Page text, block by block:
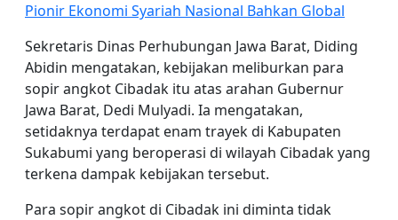
Pionir Ekonomi Syariah Nasional Bahkan Global
Sekretaris Dinas Perhubungan Jawa Barat, Diding
Abidin mengatakan, kebijakan meliburkan para
sopir angkot Cibadak itu atas arahan Gubernur
Jawa Barat, Dedi Mulyadi. Ia mengatakan,
setidaknya terdapat enam trayek di Kabupaten
Sukabumi yang beroperasi di wilayah Cibadak yang
terkena dampak kebijakan tersebut.
Para sopir angkot di Cibadak ini diminta tidak